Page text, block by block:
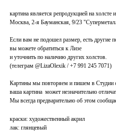
картина является репродукцией на холсте
Москва, 2-я Бауманская, 9/23
Если вам не подошел размер, есть другие
вы можете обратиться к Лизе
и уточнить по наличию других холстов.
(телеграм @LizaOlexik / +7 991 245 7071)
Картины мы повторяем и пишем в Студии
ваша картина может незначительно
Мы всегда предварительно об этом
краски: художественный акрил
лак: глянцевый